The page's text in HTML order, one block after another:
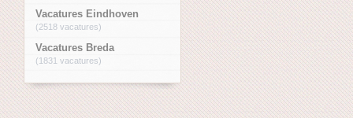
Vacatures Eindhoven
(2518 vacatures)
Vacatures Breda
(1831 vacatures)